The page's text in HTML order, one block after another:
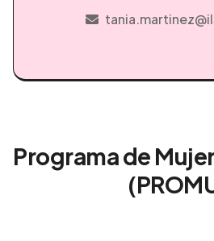
Programa de